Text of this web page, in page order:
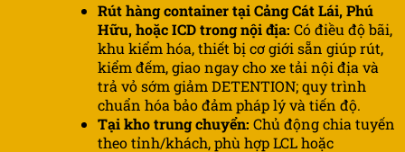
Rút hàng container tại Cảng Cát Lái, Phú
Hữu, hoặc ICD trong nội địa: Có điều độ bãi,
khu kiểm hóa, thiết bị cơ giới sẵn giúp rút,
kiểm đếm, giao ngay cho xe tải nội địa và
trả vỏ sớm giảm DETENTION; quy trình
chuẩn hóa bảo đảm pháp lý và tiến độ.
Tại kho trung chuyển: Chủ động chia tuyến
theo tỉnh/khách, phù hợp LCL hoặc